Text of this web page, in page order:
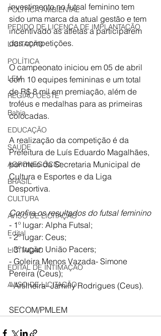
POLÍTICA AMBIENTAL
PEDIDO DE LICENÇA DE IMPLANTAÇÃO
LICITAÇÃO
POLÍTICA
LEM
REGIÃO OESTE
Bahia
EDUCAÇÃO
SAÚDE
AGRONEGÓCIO
BRASIL
CULTURA
AVISO DE LICITAÇÃO
Edital
LICITAÇÃO
EDITAL DE INTIMAÇÃO
AVISO DE LICITAÇÃO
investimento no futsal feminino tem
sido uma marca da atual gestão e tem
incentivado as atletas a participarem
das competições.
O campeonato iniciou em 05 de abril
com 10 equipes femininas e um total
de R$ 8 mil em premiação, além de
troféus e medalhas para as primeiras
colocadas.
A realização da competição é da
Prefeitura de Luís Eduardo Magalhães,
por meio da Secretaria Municipal de
Cultura e Esportes e da Liga
Desportiva.
Confira os resultados do futsal feminino
- 1º lugar: Alpha Futsal;
- 2º lugar: Ceus;
- 3º lugar: União Pacers;
- Goleira Menos Vazada- Simone
Pereira (Ceus);
- Artilheira- Jamilly Rodrigues (Ceus).
SECOM/PMLEM